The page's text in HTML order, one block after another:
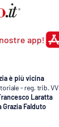
app!
è più vicina
- reg. trib. VV
Laratta
Grazia Falduto